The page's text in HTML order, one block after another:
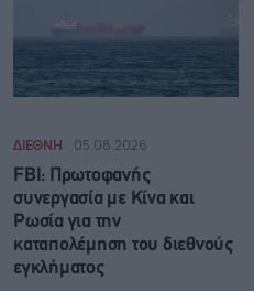
ΔΙΕΘΝΗ 05.08.2026
FBI: Πρωτοφανής
συνεργασία με Κίνα και
Ρωσία για την
καταπολέμηση του διεθνούς
εγκλήματος